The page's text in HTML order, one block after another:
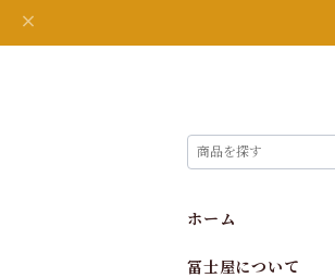
ホーム
冨士屋について